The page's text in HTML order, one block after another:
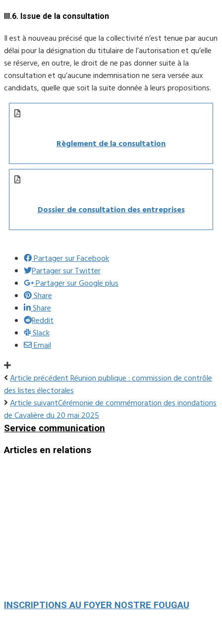
III.6. Issue de la consultation
Il est à nouveau précisé que la collectivité n’est tenue par aucun
délai pour la désignation du titulaire de l’autorisation et qu’elle
se réserve, en outre, le droit de ne pas donner suite à la
consultation et qu’aucune indemnisation ne sera versée aux
candidats, quelle que soit la suite donnée à leurs propositions.
Règlement de la consultation
Dossier de consultation des entreprises
Partager sur Facebook
Partager sur Twitter
Partager sur Google plus
Share
Share
Reddit
Slack
Email
Article précédentRéunion publique : commission de contrôle
des listes électorales
Article suivantCérémonie de commémoration des inondations
de Cavalière du 20 mai 2025
Service communication
Articles en relations
INSCRIPTIONS AU FOYER NOSTRE FOUGAU